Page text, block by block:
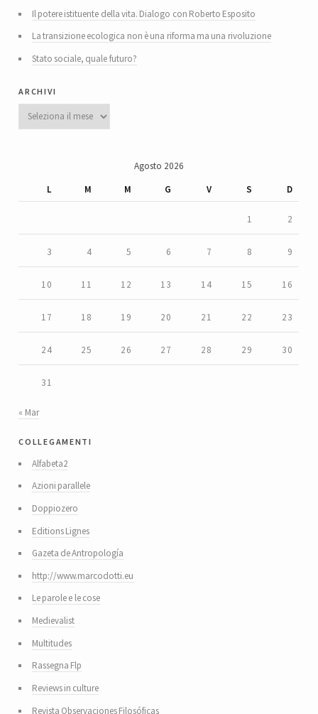
Il potere istituente della vita. Dialogo con Roberto Esposito
La transizione ecologica non è una riforma ma una rivoluzione
Stato sociale, quale futuro?
archivi
Archivi
Agosto 2026
L
M M G V S D
1 2
3 4 5 6 7 8 9
10 11 12 13 14 15 16
17 18 19 20 21 22 23
24 25 26 27 28 29 30
31
« Mar
collegamenti
Alfabeta2
Azioni parallele
Doppiozero
Editions Lignes
Gazeta de Antropología
http://www.marcodotti.eu
Le parole e le cose
Medievalist
Multitudes
Rassegna Flp
Reviews in culture
Revista Observaciones Filosóficas